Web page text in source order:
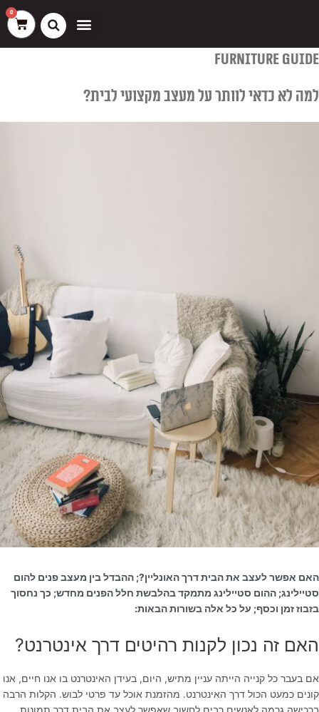
0
עגלת
קניות
furniture guide
למה לא כדאי לוותר על מעצב מקצועי לבית?
האם אפשר לעצב את הבית דרך האונליין?; ההבדל בין מעצב פנים להום
סטיילינג; ההום סטיילינג מתמקד בהלבשת חלל הפנים מחדש; כך נחסוך
בזבוז זמן וכסף; על כל אלה בשורות הבאות:
האם זה נכון לקנות רהיטים דרך אינטרנט?
אם בעבר כל קנייה הייתה עניין מתיש, היום, בעידן האינטרנט בו אנו חיים, אנו
קונים כמעט הכול דרך האינטרנט. מהזמנת אוכל עד פרטי לבוש. הקלות הרבה